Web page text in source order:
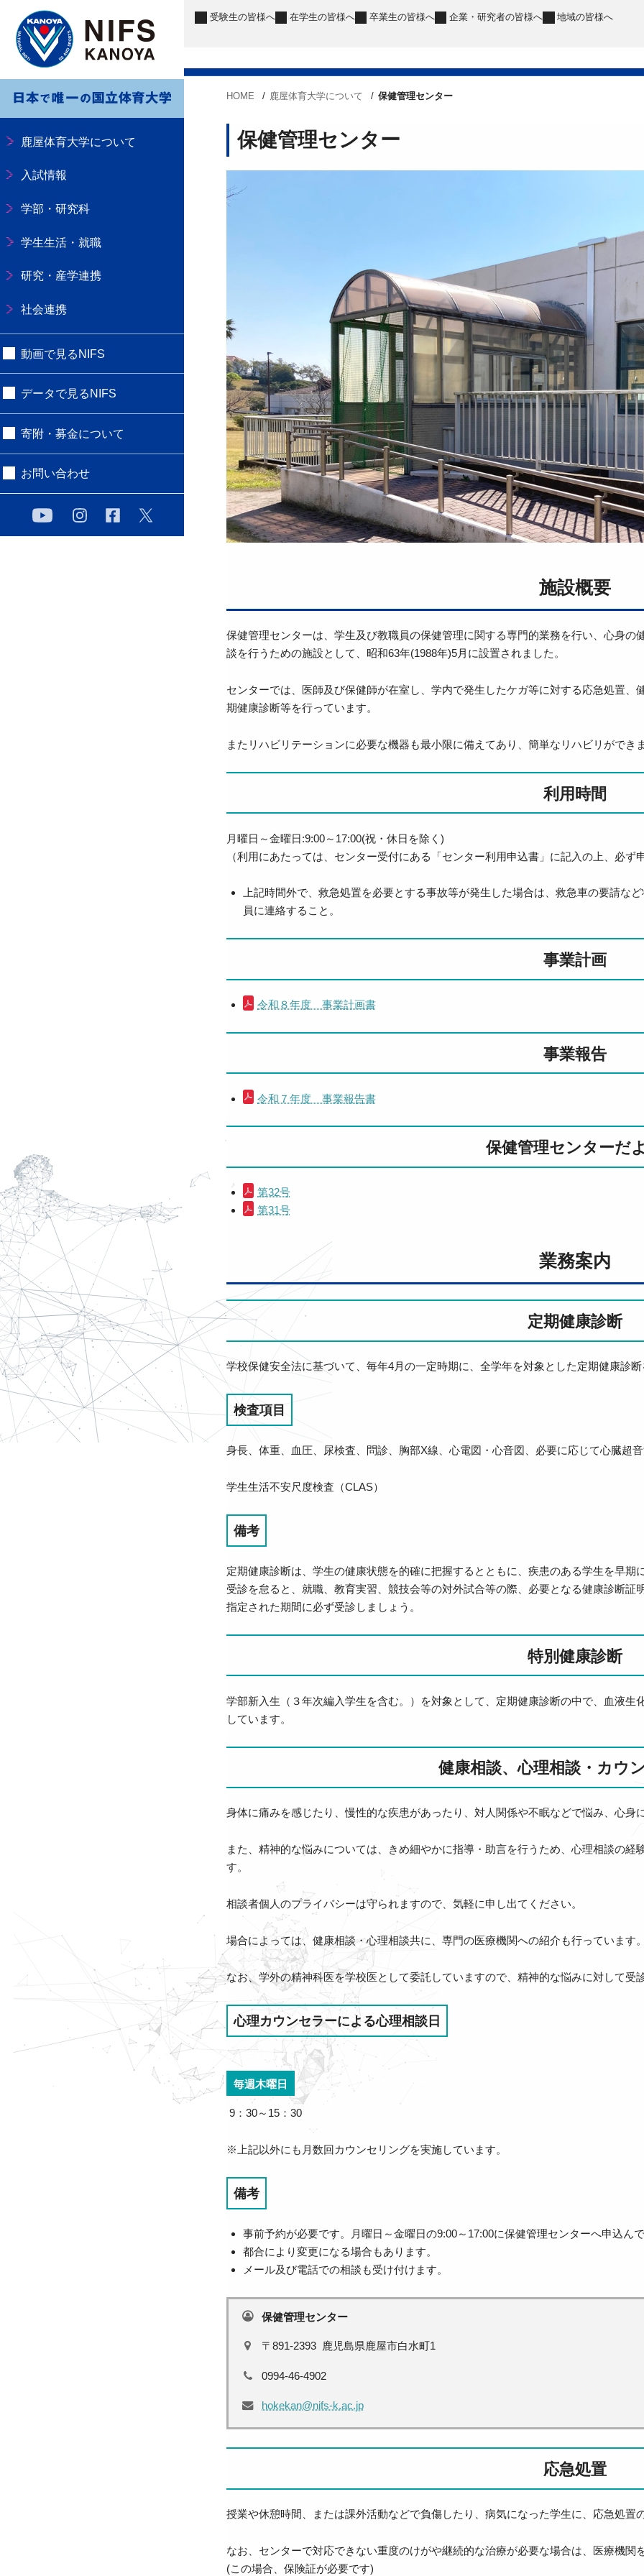
鹿屋体育大学について
入試情報
学部・研究科
学生生活・就職
研究・産学連携
社会連携
動画で見るNIFS
データで見るNIFS
寄附・募金について
お問い合わせ
受験生の皆様へ 在学生の皆様へ 卒業生の皆様へ 企業・研究者の皆様へ 地域の皆様へ
HOME 鹿屋体育大学について 保健管理センター
保健管理センター
施設概要
保健管理センターは、学生及び教職員の保健管理に関する専門的業務を行い、心身
談を行うための施設として、昭和63年(1988年)5月に設置されました。
センターでは、医師及び保健師が在室し、学内で発生したケガ等に対する応急処置
期健康診断等を行っています。
またリハビリテーションに必要な機器も最小限に備えてあり、簡単なリハビリができ
利用時間
月曜日～金曜日:9:00～17:00(祝・休日を除く)
（利用にあたっては、センター受付にある「センター利用申込書」に記入の上、必ず
上記時間外で、救急処置を必要とする事故等が発生した場合は、救急車の要請な
員に連絡すること。
事業計画
令和８年度 事業計画書
事業報告
令和７年度 事業報告書
保健管理センターだ
第32号
第31号
業務案内
定期健康診断
学校保健安全法に基づいて、毎年4月の一定時期に、全学年を対象とした定期健康診
検査項目
身長、体重、血圧、尿検査、問診、胸部X線、心電図・心音図、必要に応じて心臓超
学生生活不安尺度検査（CLAS）
備考
定期健康診断は、学生の健康状態を的確に把握するとともに、疾患のある学生を早期
受診を怠ると、就職、教育実習、競技会等の対外試合等の際、必要となる健康診断証
指定された期間に必ず受診しましょう。
特別健康診断
学部新入生（３年次編入学生を含む。）を対象として、定期健康診断の中で、血液
しています。
健康相談、心理相談・カウ
身体に痛みを感じたり、慢性的な疾患があったり、対人関係や不眠などで悩み、心身
また、精神的な悩みについては、きめ細やかに指導・助言を行うため、心理相談の
す。
相談者個人のプライバシーは守られますので、気軽に申し出てください。
場合によっては、健康相談・心理相談共に、専門の医療機関への紹介も行っています
なお、学外の精神科医を学校医として委託していますので、精神的な悩みに対して受
心理カウンセラーによる心理相談日
毎週木曜日
9：30～15：30
※上記以外にも月数回カウンセリングを実施しています。
備考
事前予約が必要です。月曜日～金曜日の9:00～17:00に保健管理センターへ申込ん
都合により変更になる場合もあります。
メール及び電話での相談も受け付けます。
保健管理センター
891-2393 鹿児島県鹿屋市白水町1
0994-46-4902
hokekan@nifs-k.ac.jp
応急処置
授業や休憩時間、または課外活動などで負傷したり、病気になった学生に、応急処置
なお、センターで対応できない重度のけがや継続的な治療が必要な場合は、医療機関
(この場合、保険証が必要です)